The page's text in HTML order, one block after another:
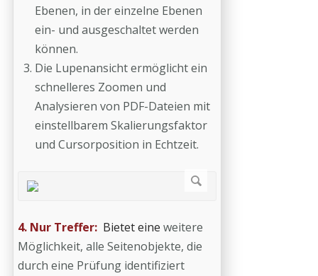
Ebenen, in der einzelne Ebenen
ein- und ausgeschaltet werden
können.
Die Lupenansicht ermöglicht ein
schnelleres Zoomen und
Analysieren von PDF-Dateien mit
einstellbarem Skalierungsfaktor
und Cursorposition in Echtzeit.
4. Nur Treffer: Bietet eine weitere
Möglichkeit, alle Seitenobjekte, die
durch eine Prüfung identifiziert